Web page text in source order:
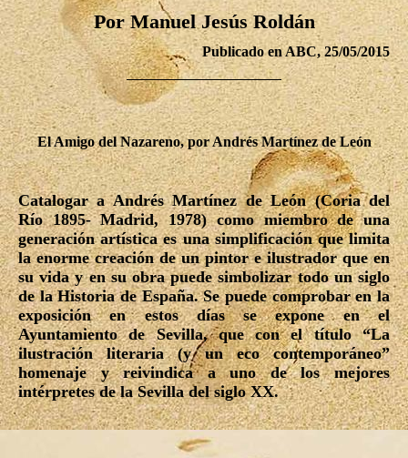
Por Manuel Jesús Roldán
Publicado en ABC, 25/05/2015
El Amigo del Nazareno, por Andrés Martínez de León
Catalogar a Andrés Martínez de León (Coria del
Río 1895- Madrid, 1978) como miembro de una
generación artística es una simplificación que limita
la enorme creación de un pintor e ilustrador que en
su vida y en su obra puede simbolizar todo un siglo
de la Historia de España. Se puede comprobar en la
exposición en estos días se expone en el
Ayuntamiento de Sevilla, que con el título “La
ilustración literaria (y un eco contemporáneo”
homenaje y reivindica a uno de los mejores
intérpretes de la Sevilla del siglo XX.